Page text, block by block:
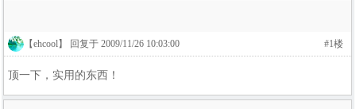
【ehcool】 回复于 2009/11/26 10:03:00 #1楼
顶一下，实用的东西！